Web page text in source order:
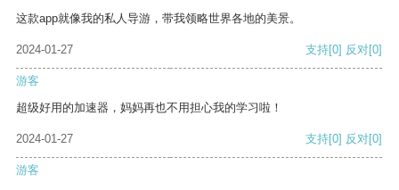
这款app就像我的私人导游，带我领略世界各地的美景。
2024-01-27 支持[0] 反对[0]
游客
超级好用的加速器，妈妈再也不用担心我的学习啦！
2024-01-27 支持[0] 反对[0]
游客